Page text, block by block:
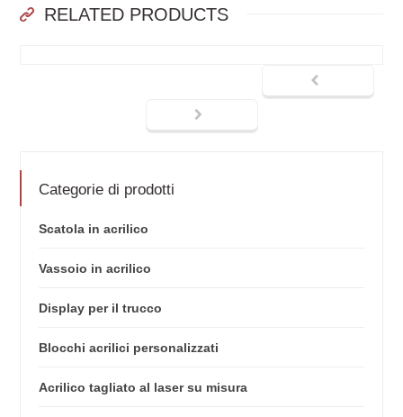
RELATED PRODUCTS
Categorie di prodotti
Scatola in acrilico
Vassoio in acrilico
Display per il trucco
Blocchi acrilici personalizzati
Acrilico tagliato al laser su misura